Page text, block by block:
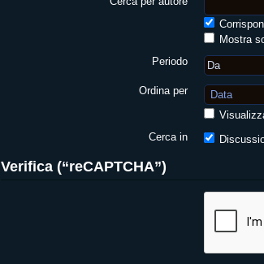
Mostra
Periodo
Ordina per
Cerca in
Verifica (“reCAPTCHA”)